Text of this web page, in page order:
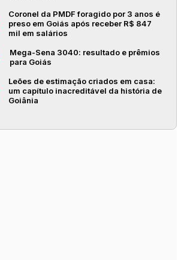
Coronel da PMDF foragido por 3 anos é
preso em Goiás após receber R$ 847
mil em salários
Mega-Sena 3040: resultado e prêmios
para Goiás
Leões de estimação criados em casa:
um capítulo inacreditável da história de
Goiânia